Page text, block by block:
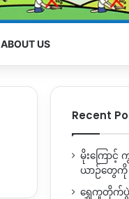
ABOUT US
Recent
မိုးကြောင့်
ယာဉ်တွေကို
ရွှေကူတိုက်ပွဲ